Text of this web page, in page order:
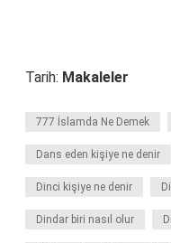
Tarih: Makaleler
777 İslamda Ne Demek
Dans eden kişiye ne denir
Dinci kişiye ne denir
Dindar biri nasıl olur